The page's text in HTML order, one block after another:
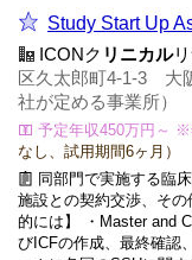
Study Start Up
ICONク リニカル
区久太郎町4-1-3​ 大
社が定める事業所）
予定年収450万円～ ※
なし、試用期間6ヶ月）
同部門で実施する臨
施設との契約交渉、そ
的には】 ・Master and
びICFの作成、最終確認